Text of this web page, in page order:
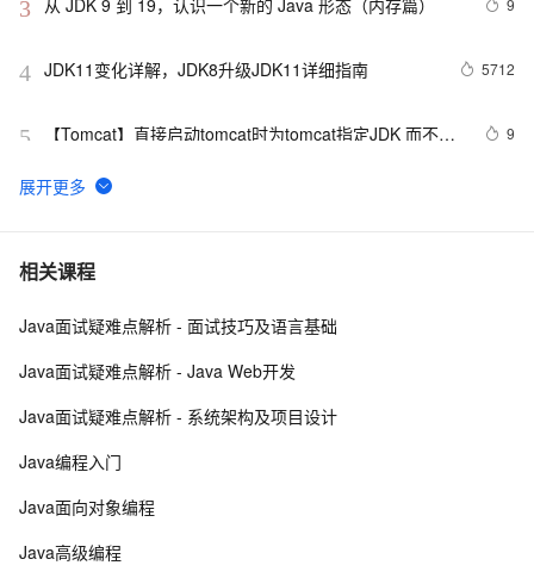
3 从 JDK 9 到 19，认识一个新的 Java 形态（内存篇） 9
4 JDK11变化详解，JDK8升级JDK11详细指南 5712
5
【Tomcat】直接启动tomcat时为tomcat指定JDK 而不是
9
6
Oracle 要慌了！华为终于开源了自家的 Huawei JDK
7 集合详解（四）----HashSet和HashMap源码剖析
8 ubuntu12.04 安装配置jdk1.7
JNI终结者，性能与安全双提升！
10JDK 21中的字符串模板：提升代码可读性与维护性的新
相关课程
Java面试疑难点解析 - 面试技巧及语言基础
Java面试疑难点解析 - Java Web开发
Java面试疑难点解析 - 系统架构及项目设计
Java编程入门
Java面向对象编程
Java高级编程